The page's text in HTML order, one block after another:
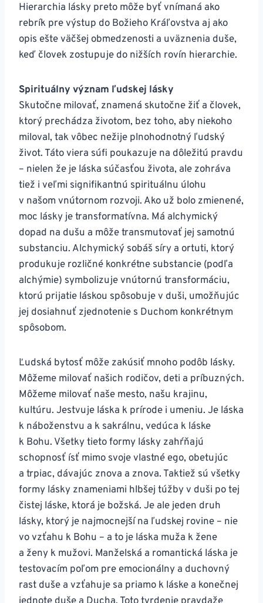
Hierarchia lásky preto môže byť vnímaná ako
rebrík pre výstup do Božieho Kráľovstva aj ako
opis ešte väčšej obmedzenosti a uväznenia duše,
keď človek zostupuje do nižších rovín hierarchie.
Spirituálny význam ľudskej lásky
Skutočne milovať, znamená skutočne žiť a človek,
ktorý prechádza životom, bez toho, aby niekoho
miloval, tak vôbec nežije plnohodnotný ľudský
život. Táto viera súfi poukazuje na dôležitú pravdu
– nielen že je láska súčasťou života, ale zohráva
tiež i veľmi signifikantnú spirituálnu úlohu
v našom vnútornom rozvoji. Ako už bolo zmienené,
moc lásky je transformatívna. Má alchymický
dopad na dušu a môže transmutovať jej samotnú
substanciu. Alchymický sobáš síry a ortuti, ktorý
produkuje rozličné konkrétne substancie (podľa
alchýmie) symbolizuje vnútornú transformáciu,
ktorú prijatie láskou spôsobuje v duši, umožňujúc
jej dosiahnuť zjednotenie s Duchom konkrétnym
spôsobom.
Ľudská bytosť môže zakúsiť mnoho podôb lásky.
Môžeme milovať našich rodičov, deti a príbuzných.
Môžeme milovať naše mesto, našu krajinu,
kultúru. Jestvuje láska k prírode i umeniu. Je láska
k náboženstvu a k sakrálnu, vedúca k láske
k Bohu. Všetky tieto formy lásky zahŕňajú
schopnosť ísť mimo svoje vlastné ego, obetujúc
a trpiac, dávajúc znova a znova. Taktiež sú všetky
formy lásky znameniami hlbšej túžby v duši po tej
čistej láske, ktorá je božská. Je ale jeden druh
lásky, ktorý je najmocnejší na ľudskej rovine – nie
vo vzťahu k Bohu – a to je láska muža k žene
a ženy k mužovi. Manželská a romantická láska je
testovacím poľom pre emocionálny a duchovný
rast duše a vzťahuje sa priamo k láske a konečnej